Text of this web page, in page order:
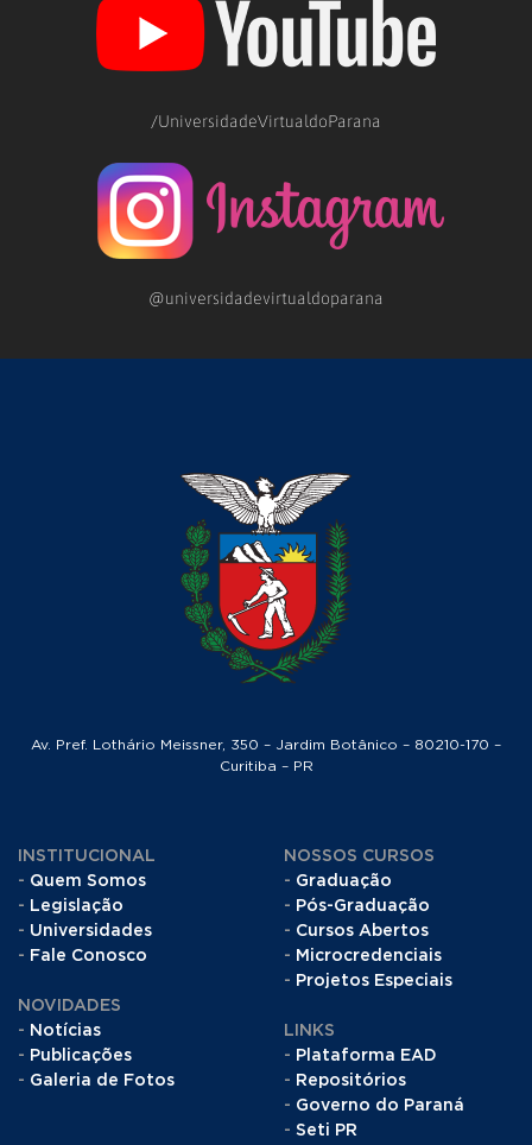
/UniversidadeVirtualdoParana
@universidadevirtualdoparana
Av. Pref. Lothário Meissner, 350 – Jardim Botânico – 80210-170 –
Curitiba – PR
INSTITUCIONAL
Quem Somos
Legislação
Universidades
Fale Conosco
NOVIDADES
Notícias
Publicações
Galeria de Fotos
NOSSOS CURSOS
Graduação
Pós-Graduação
Cursos Abertos
Microcredenciais
Projetos Especiais
LINKS
Plataforma EAD
Repositórios
Governo do Paraná
Seti PR